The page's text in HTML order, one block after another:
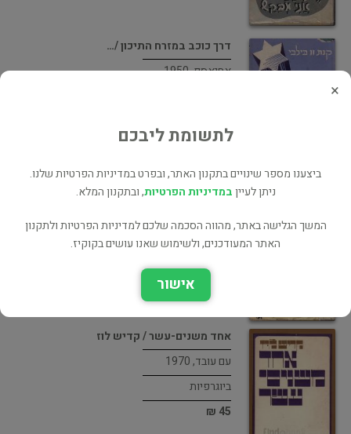
דרך כוכב במזרח התיכון /…
אחיאסף, 1950
פגישות משני עברי "המסך" /…
רשמי מסע
אחד משנים-עשר / קדיש לוז
עם עובד, 1970
ביוגרפיות
45 ₪
×
לתשומת ליבכם
ביצענו מספר שינויים בתקנון האתר, ובפרט במדיניות הפרטיות שלנו.
ניתן לעייןבמדיניות הפרטיות, ובתקנון המלא.
המשך הגלישה באתר, מהווה הסכמה שלכם למדיניות הפרטיות ולתקנון
האתר המעודכנים, ולשימוש שאנו עושים בקוקיז.
אישור